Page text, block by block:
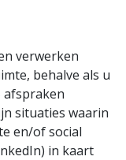
verwerken
behalve als u
afspraken
situaties waarin
en/of social
in kaart